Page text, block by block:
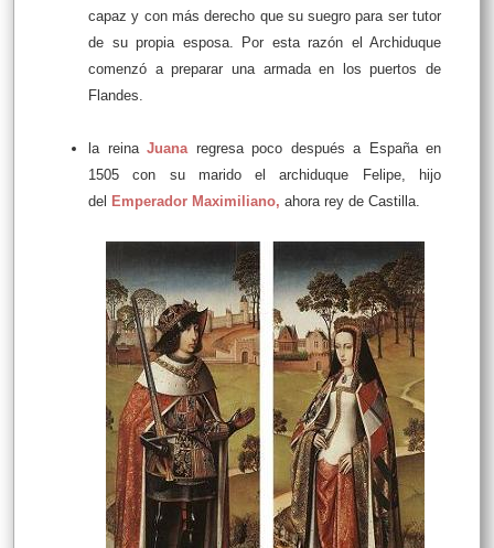
capaz y con más derecho que su suegro para ser tutor
de su propia esposa. Por esta razón el Archiduque
comenzó a preparar una armada en los puertos de
Flandes.
la reina Juana regresa poco después a España en
1505 con su marido el archiduque Felipe, hijo
del Emperador Maximiliano, ahora rey de Castilla.